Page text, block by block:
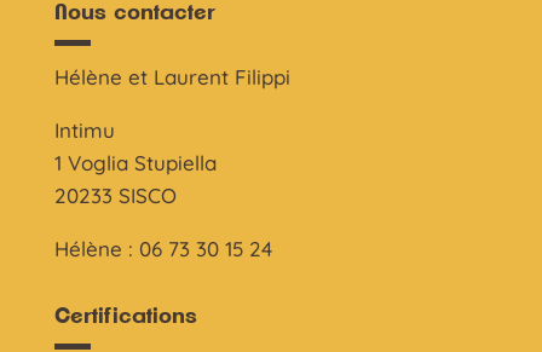
Nous contacter
Hélène et Laurent Filippi
Intimu
1 Voglia Stupiella
20233 SISCO
Hélène : 06 73 30 15 24
Certifications